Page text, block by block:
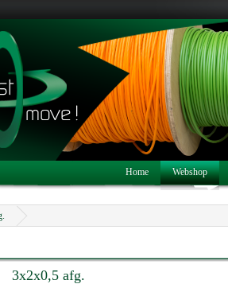
Home Webshop
3x2x0,5 afg.